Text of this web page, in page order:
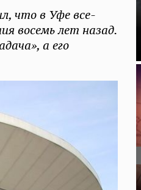
что в Уфе все-
восемь лет назад.
а его